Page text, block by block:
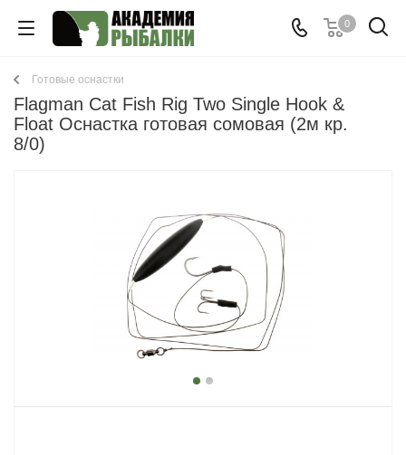
0
Готовые оснастки
Flagman Cat Fish Rig Two Single Hook &
Float Оснастка готовая сомовая (2м кр.
8/0)